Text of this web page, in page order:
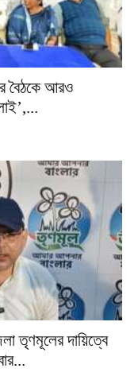
বৈঠকে আরও
তৃণমূলের দায়িত্বে